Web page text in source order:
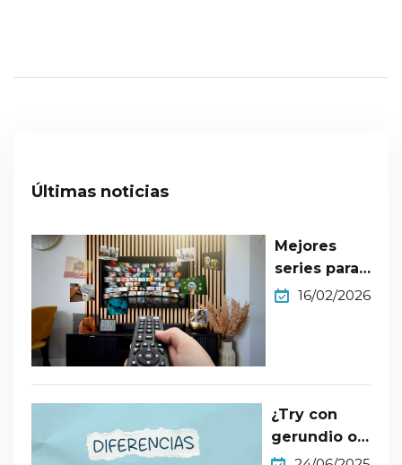
Últimas noticias
Mejores
series para
aprender
16/02/2026
¿Try con
gerundio o
infinitivo?